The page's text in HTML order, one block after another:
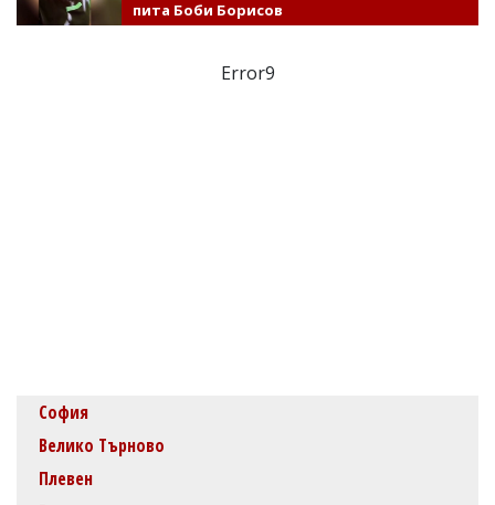
пита Боби Борисов
Error9
София
Велико Търново
Плевен